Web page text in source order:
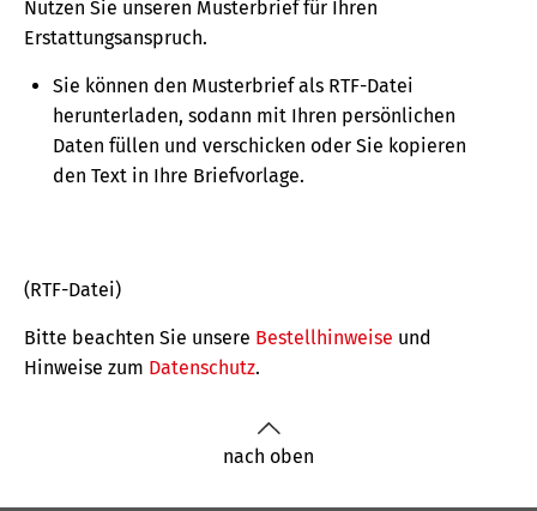
Nutzen Sie unseren Musterbrief für Ihren
Erstattungsanspruch.
Sie können den Musterbrief als RTF-Datei
herunterladen, sodann mit Ihren persönlichen
Daten füllen und verschicken oder Sie kopieren
den Text in Ihre Briefvorlage.
(RTF-Datei)
Bitte beachten Sie unsere Bestellhinweise und
Hinweise zum Datenschutz.
nach oben